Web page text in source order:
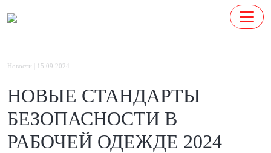
Новости | 15.09.2024
НОВЫЕ СТАНДАРТЫ
БЕЗОПАСНОСТИ В
РАБОЧЕЙ ОДЕЖДЕ 2024